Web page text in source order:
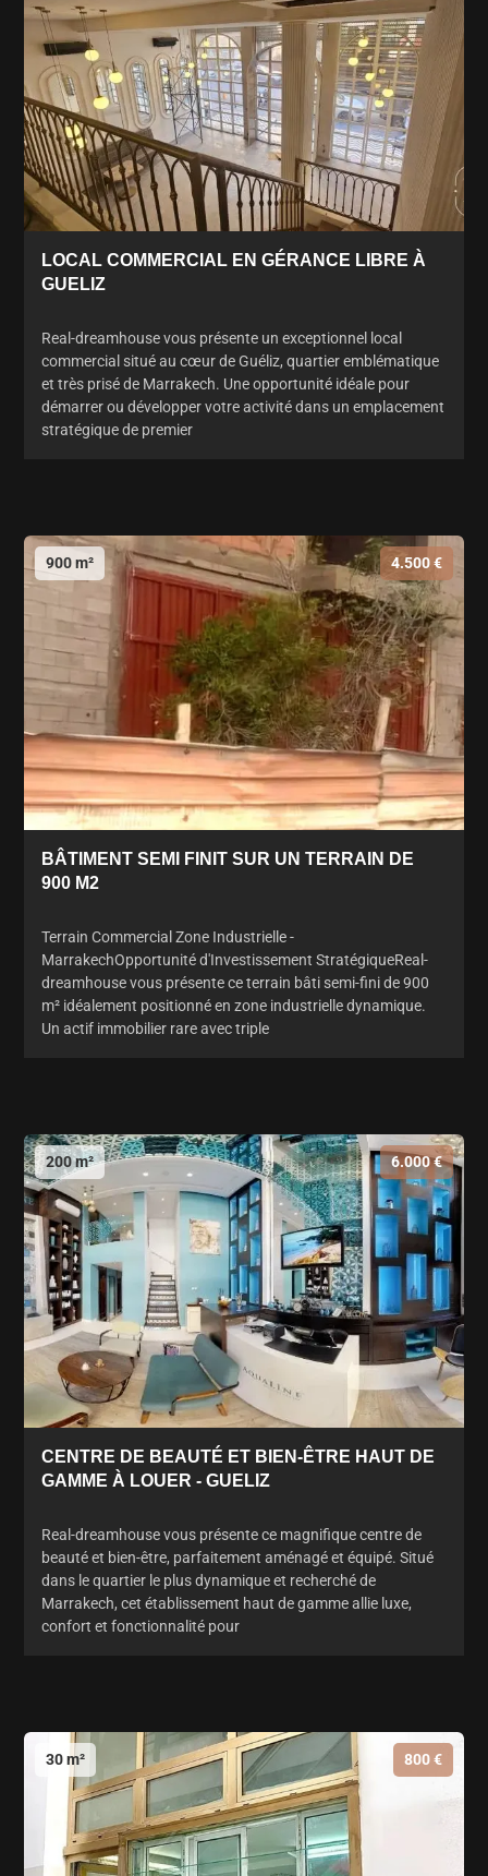
LOCAL COMMERCIAL EN GÉRANCE LIBRE À
GUELIZ
Real-dreamhouse vous présente un exceptionnel local
commercial situé au cœur de Guéliz, quartier emblématique
et très prisé de Marrakech. Une opportunité idéale pour
démarrer ou développer votre activité dans un emplacement
stratégique de premier
900 m² 4.500 €
BÂTIMENT SEMI FINIT SUR UN TERRAIN DE
900 M2
Terrain Commercial Zone Industrielle -
MarrakechOpportunité d'Investissement StratégiqueReal-
dreamhouse vous présente ce terrain bâti semi-fini de 900
m² idéalement positionné en zone industrielle dynamique.
Un actif immobilier rare avec triple
200 m² 6.000 €
CENTRE DE BEAUTÉ ET BIEN-ÊTRE HAUT DE
GAMME À LOUER - GUELIZ
Real-dreamhouse vous présente ce magnifique centre de
beauté et bien-être, parfaitement aménagé et équipé. Situé
dans le quartier le plus dynamique et recherché de
Marrakech, cet établissement haut de gamme allie luxe,
confort et fonctionnalité pour
30 m² 800 €